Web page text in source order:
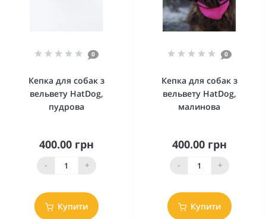
0
Кепка для собак з
вельвету HatDog,
пудрова
400.00 грн
- +
Купити
0
Кепка для собак з
вельвету HatDog,
малинова
400.00 грн
- +
Купити